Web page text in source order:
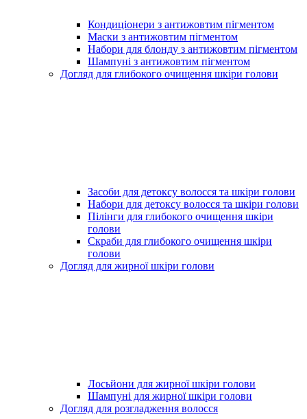
Кондиціонери з антижовтим пігментом
Маски з антижовтим пігментом
Набори для блонду з антижовтим пігментом
Шампуні з антижовтим пігментом
Догляд для глибокого очищення шкіри голови
Засоби для детоксу волосся та шкіри голови
Набори для детоксу волосся та шкіри голови
Пілінги для глибокого очищення шкіри
голови
Скраби для глибокого очищення шкіри
голови
Догляд для жирної шкіри голови
Лосьйони для жирної шкіри голови
Шампуні для жирної шкіри голови
Догляд для розгладження волосся